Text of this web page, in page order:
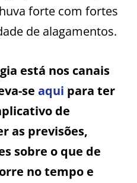
forte com fortes
de alagamentos.
está nos canais
se aqui para ter
de
as previsões,
sobre o que de
no tempo e